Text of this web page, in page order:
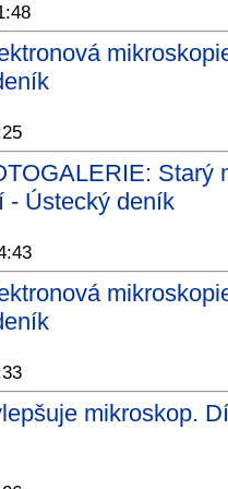
Starý
- Ústecký deník
mikroskop.